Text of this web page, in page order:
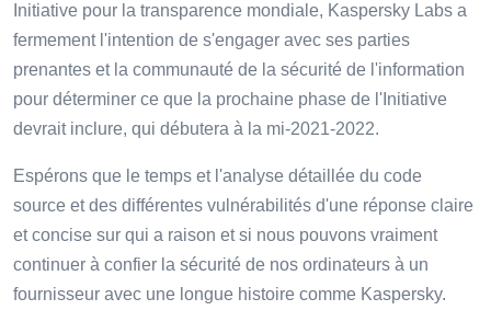
Initiative pour la transparence mondiale, Kaspersky Labs a
fermement l'intention de s'engager avec ses parties
prenantes et la communauté de la sécurité de l'information
pour déterminer ce que la prochaine phase de l'Initiative
devrait inclure, qui débutera à la mi-2021-2022.
Espérons que le temps et l'analyse détaillée du code
source et des différentes vulnérabilités d'une réponse claire
et concise sur qui a raison et si nous pouvons vraiment
continuer à confier la sécurité de nos ordinateurs à un
fournisseur avec une longue histoire comme Kaspersky.